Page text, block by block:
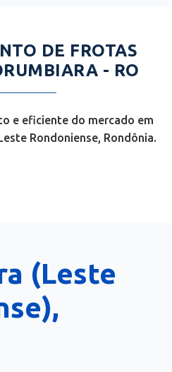
DE FROTAS
- RO
e eficiente do mercado em
Rondoniense, Rondônia.
(Leste